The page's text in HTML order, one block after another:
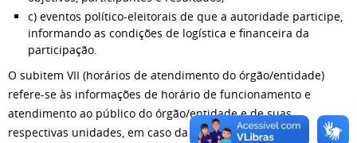
c) eventos político-eleitorais de que a autoridade participe,
informando as condições de logística e financeira da
participação.
O subitem VII (horários de atendimento do órgão/entidade)
refere-se às informações de horário de funcionamento e
atendimento ao público do órgão/entidade e de suas
respectivas unidades, em caso da existência de horários